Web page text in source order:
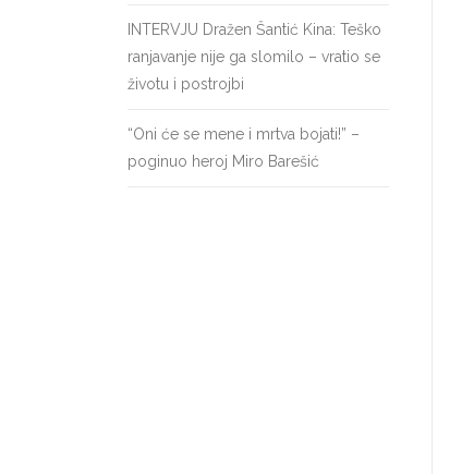
INTERVJU Dražen Šantić Kina: Teško
ranjavanje nije ga slomilo – vratio se
životu i postrojbi
“Oni će se mene i mrtva bojati!” –
poginuo heroj Miro Barešić